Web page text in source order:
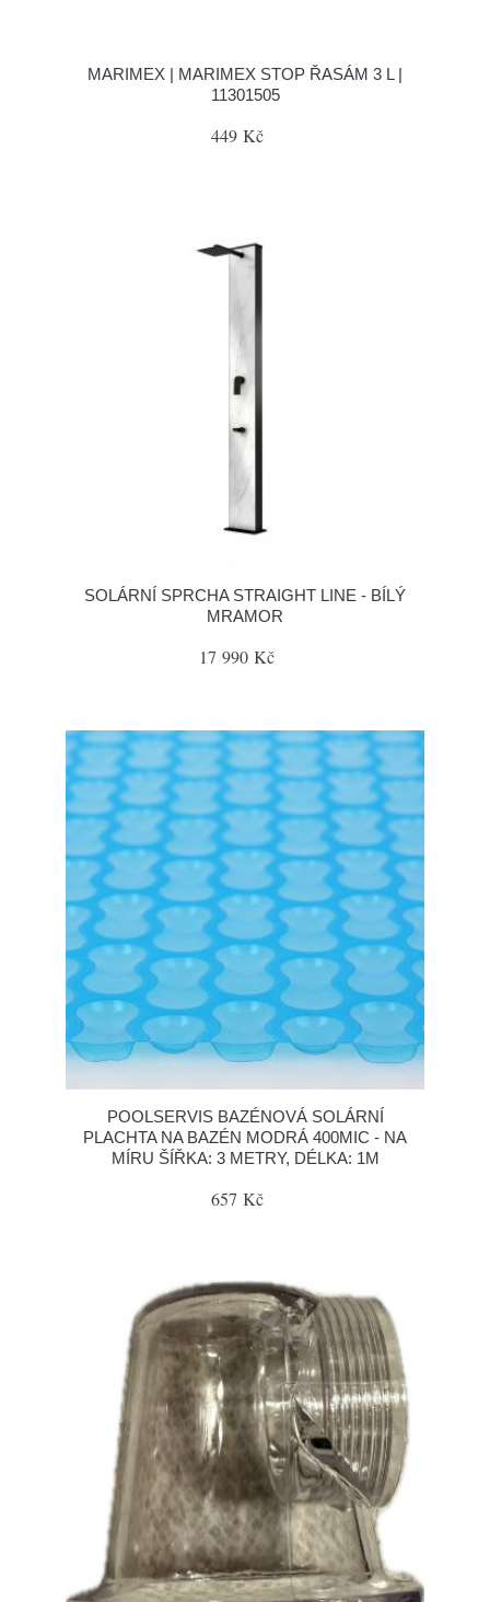
MARIMEX | MARIMEX STOP ŘASÁM 3 L |
11301505
449 Kč
SOLÁRNÍ SPRCHA STRAIGHT LINE - BÍLÝ
MRAMOR
17 990 Kč
POOLSERVIS BAZÉNOVÁ SOLÁRNÍ
PLACHTA NA BAZÉN MODRÁ 400MIC - NA
MÍRU ŠÍŘKA: 3 METRY, DÉLKA: 1M
657 Kč